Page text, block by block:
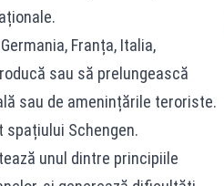
Franța, Italia,
sau să prelungească
sau de amenințările teroriste.
Schengen.
unul dintre principiile